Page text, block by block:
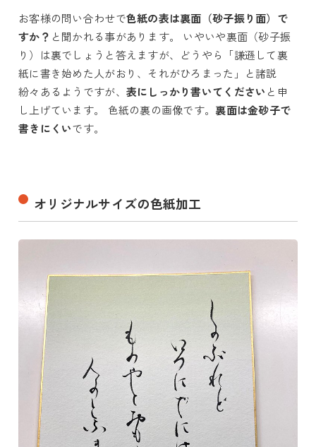
お客様の問い合わせで色紙の表は裏面（砂子振り面）で
すか？ と聞かれる事があります。 いやいや裏面（砂子振
り）は裏でしょうと答えますが、どうやら「謙遜して裏
紙に書き始めた人がおり、それがひろまった 」と諸説
紛々あるようですが、 表にしっかり書いてください と申
し上げています。 色紙の裏の画像です。 裏面は金砂子で
書きにくいです。
オリジナルサイズの色紙加工